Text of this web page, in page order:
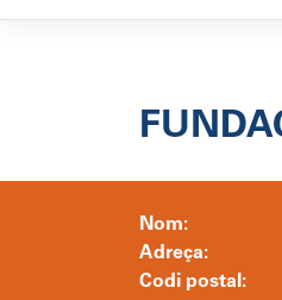
Nom:
Adreça:
Codi postal: